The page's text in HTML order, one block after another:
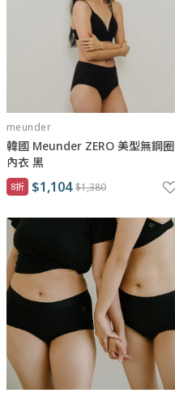
meunder
韓國 Meunder ZERO 美型無鋼圈
內衣 黑
8折 $1,104 $1,380